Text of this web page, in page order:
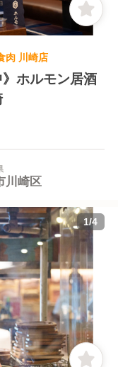
肉 川崎店
ホルモン居酒
川崎区
1/4